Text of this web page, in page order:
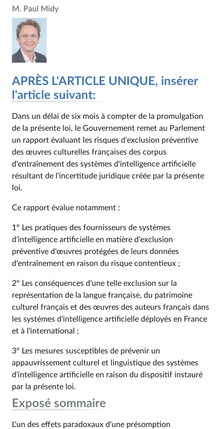
M. Paul Midy
APRÈS L'ARTICLE UNIQUE, insérer
l'article suivant:
Dans un délai de six mois à compter de la promulgation
de la présente loi, le Gouvernement remet au Parlement
un rapport évaluant les risques d'exclusion préventive
des œuvres culturelles françaises des corpus
d'entraînement des systèmes d'intelligence artificielle
résultant de l'incertitude juridique créée par la présente
loi.
Ce rapport évalue notamment :
1° Les pratiques des fournisseurs de systèmes
d'intelligence artificielle en matière d'exclusion
préventive d'œuvres protégées de leurs données
d'entraînement en raison du risque contentieux ;
2° Les conséquences d'une telle exclusion sur la
représentation de la langue française, du patrimoine
culturel français et des œuvres des auteurs français dans
les systèmes d'intelligence artificielle déployés en France
et à l'international ;
3° Les mesures susceptibles de prévenir un
appauvrissement culturel et linguistique des systèmes
d'intelligence artificielle en raison du dispositif instauré
par la présente loi.
Exposé sommaire
L'un des effets paradoxaux d'une présomption